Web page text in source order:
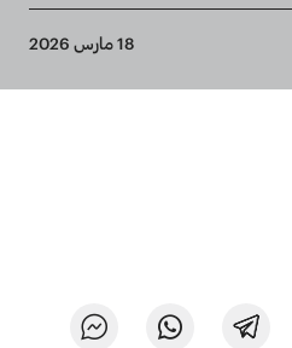
18 مارس 2026